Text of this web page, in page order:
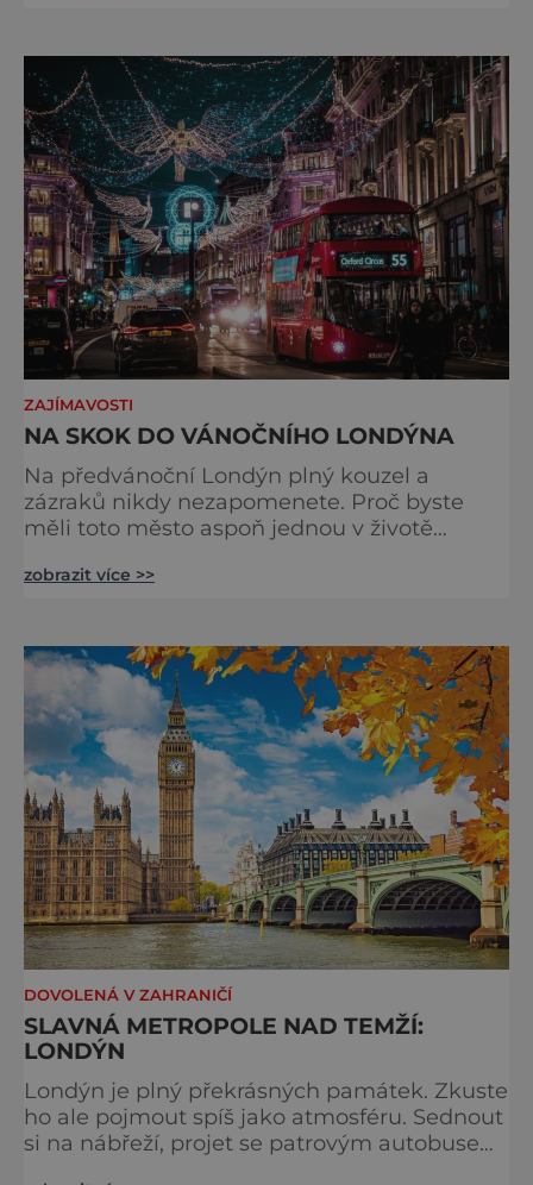
sebe. Pokud už nemáte štěstí, abyste do
Buckinghamského paláce viděli vjíždět či
odjíždět královnu Alž
ZAJÍMAVOSTI
NA SKOK DO VÁNOČNÍHO LONDÝNA
Na předvánoční Londýn plný kouzel a
zázraků nikdy nezapomenete. Proč byste
měli toto město aspoň jednou v životě
nejkrásnější svátky v roce? Nákupy, bruslení,
typicky londýnského? Angličané milují
kluziště, patří k neodmyslitelné předvánoční
tradici a zábavě všech věkových k
zobrazit více >>
DOVOLENÁ V ZAHRANIČÍ
SLAVNÁ METROPOLE NAD TEMŽÍ:
LONDÝN
Londýn je plný překrásných památek. Zkuste
ho ale pojmout spíš jako atmosféru. Sednout
si na nábřeží, projet se patrovým autobusem